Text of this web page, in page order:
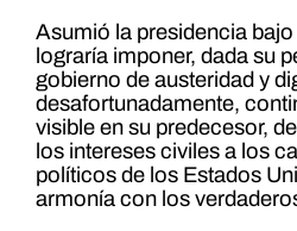
Asumió la presidencia
lograría imponer, dada su
gobierno de austeridad y
desafortunadamente,
visible en su predecesor,
los intereses civiles a los
políticos de los Estados
armonía con los